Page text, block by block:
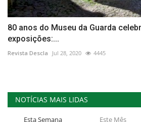
80 anos do Museu da Guarda
exposições:...
Revista Descla Jul 28, 2020 4445
NOTÍCIAS MAIS LIDAS
Esta Semana Este Mês